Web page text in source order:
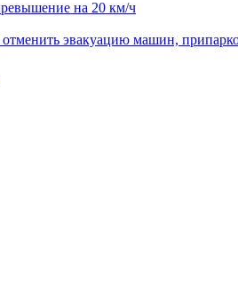
на 20 км/ч
эвакуацию машин,